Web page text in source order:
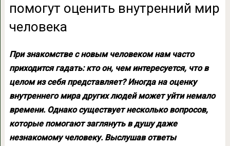
помогут оценить внутренний мир
человека
При знакомстве с новым человеком нам часто
приходится гадать: кто он, чем интересуется, что в
целом из себя представляет? Иногда на оценку
внутреннего мира других людей может уйти немало
времени. Однако существует несколько вопросов,
которые помогают заглянуть в душу даже
незнакомому человеку. Выслушав ответы